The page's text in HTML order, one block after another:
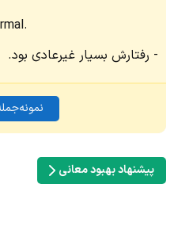
رفتارش بسیار غیرعادی بود.
پیشنهاد بهبود معانی